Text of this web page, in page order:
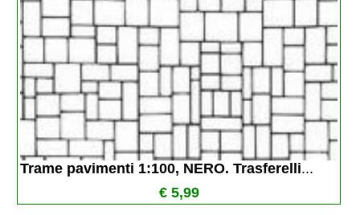
Trame pavimenti 1:100, NERO. Trasferelli...
€ 5,99